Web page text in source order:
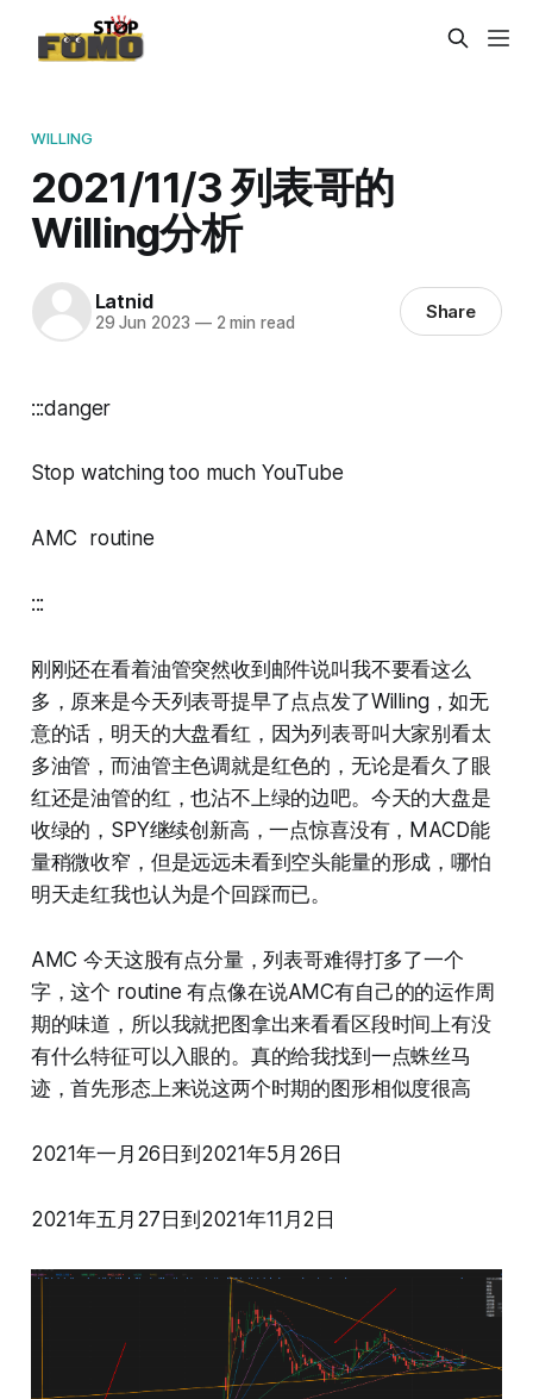
WILLING
2021/11/3 列表哥的
Willing分析
Latnid
29 Jun 2023 —2 min read Share
:::danger
Stop watching too much YouTube
AMC routine
:::
刚刚还在看着油管突然收到邮件说叫我不要看这么
多，原来是今天列表哥提早了点点发了Willing，如无
意的话，明天的大盘看红，因为列表哥叫大家别看太
多油管，而油管主色调就是红色的，无论是看久了眼
红还是油管的红，也沾不上绿的边吧。今天的大盘是
收绿的，SPY继续创新高，一点惊喜没有，MACD能
量稍微收窄，但是远远未看到空头能量的形成，哪怕
明天走红我也认为是个回踩而已。
AMC 今天这股有点分量，列表哥难得打多了一个
字，这个 routine 有点像在说AMC有自己的的运作周
期的味道，所以我就把图拿出来看看区段时间上有没
有什么特征可以入眼的。真的给我找到一点蛛丝马
迹，首先形态上来说这两个时期的图形相似度很高
2021年一月26日到2021年5月26日
2021年五月27日到2021年11月2日